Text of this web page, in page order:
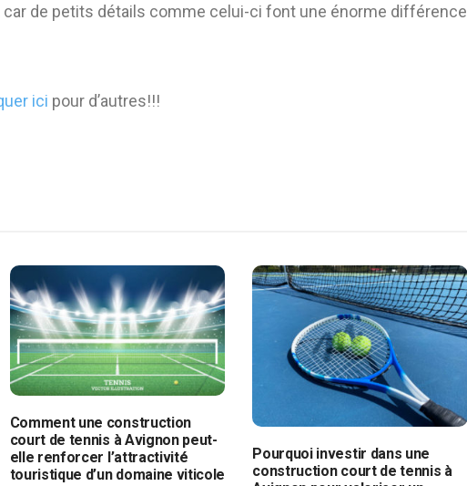
car de petits détails comme celui-ci font une énorme différence
ici pour d’autres!!!
Comment une construction
court de tennis à Avignon peut-
elle renforcer l’attractivité
touristique d’un domaine viticole
Pourquoi investir dans une
construction court de tennis à